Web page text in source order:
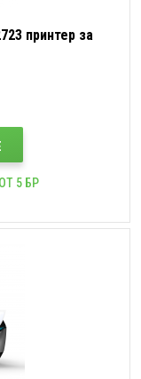
принтер за
5 БР